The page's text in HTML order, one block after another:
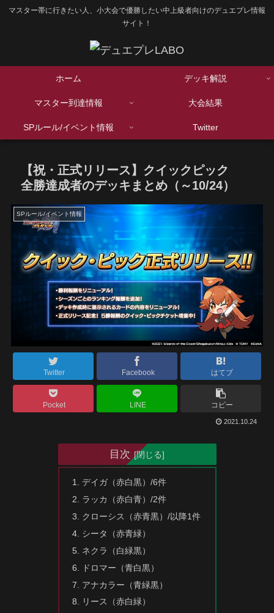
マスター帯に行きたい人、小大会で優勝したい中上級者向けのデュエプレ情報
サイト！
ホーム デッキ解説
マスター到達情報 大会結果
SPルール/イベント情報 Twitter
【祝・正式リリース】クイックピック
全勝達成者のデッキまとめ（～10/24）
SPルール/イベント情報
Twitter Facebook はてブ
Pocket LINE コピー
2021.10.24
目次
デイガ（赤白黒）/6件
ラッカ（赤白青）/2件
クローシス（赤青黒）/以降1件
シータ（赤青緑）
ネクラ（白緑黒）
ドロマー（青白黒）
アナカラー（青緑黒）
リース（赤白緑）